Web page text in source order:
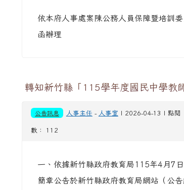
依本府人事處案陳公務人員保障暨培訓
函辦理
轉知新竹縣「115學年度國民中學教
公告訊息 人事主任 - 人事室 | 2026-04-13 | 點閱
數： 112
一、依據新竹縣政府教育局115年4月7
簡章公告於新竹縣政府教育局網站（公